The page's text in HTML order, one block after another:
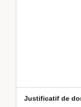
Justificatif de